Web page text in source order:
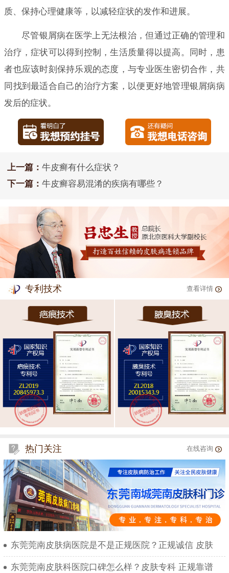
质、保持心理健康等，以减轻症状的发作和进展。
尽管银屑病在医学上无法根治，但通过正确的管理和
治疗，症状可以得到控制，生活质量得以提高。同时，患
者也应该时刻保持乐观的态度，与专业医生密切合作，共
同找到最适合自己的治疗方案，以便更好地管理银屑病病
发后的症状。
上一篇： 牛皮癣有什么症状？
下一篇： 牛皮癣容易混淆的疾病有哪些？
专利技术 查看详情
热门关注 在线咨询
东莞莞南皮肤病医院是不是正规医院？正规诚信 皮肤
东莞莞南皮肤科医院口碑怎么样？皮肤专科 正规靠谱